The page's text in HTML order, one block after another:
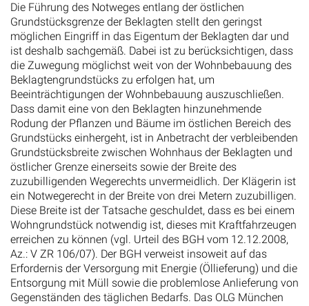
Die Führung des Notweges entlang der östlichen
Grundstücksgrenze der Beklagten stellt den geringst
möglichen Eingriff in das Eigentum der Beklagten dar und
ist deshalb sachgemäß. Dabei ist zu berücksichtigen, dass
die Zuwegung möglichst weit von der Wohnbebauung des
Beklagtengrundstücks zu erfolgen hat, um
Beeinträchtigungen der Wohnbebauung auszuschließen.
Dass damit eine von den Beklagten hinzunehmende
Rodung der Pflanzen und Bäume im östlichen Bereich des
Grundstücks einhergeht, ist in Anbetracht der verbleibenden
Grundstücksbreite zwischen Wohnhaus der Beklagten und
östlicher Grenze einerseits sowie der Breite des
zuzubilligenden Wegerechts unvermeidlich. Der Klägerin ist
ein Notwegerecht in der Breite von drei Metern zuzubilligen.
Diese Breite ist der Tatsache geschuldet, dass es bei einem
Wohngrundstück notwendig ist, dieses mit Kraftfahrzeugen
erreichen zu können (vgl. Urteil des BGH vom 12.12.2008,
Az.: V ZR 106/07). Der BGH verweist insoweit auf das
Erfordernis der Versorgung mit Energie (Öllieferung) und die
Entsorgung mit Müll sowie die problemlose Anlieferung von
Gegenständen des täglichen Bedarfs. Das OLG München